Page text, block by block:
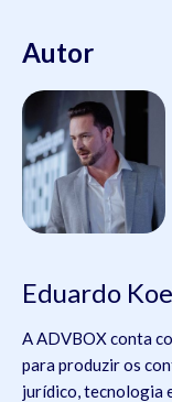
Autor
Eduardo
A ADVBOX conta
para produzir os
jurídico, tecnologia